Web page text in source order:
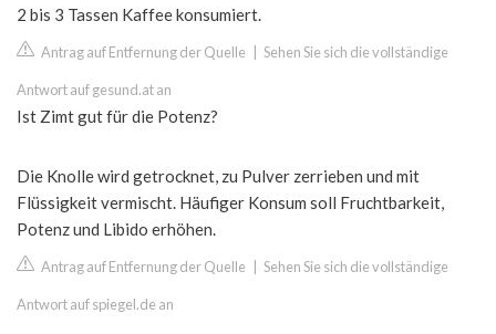
2 bis 3 Tassen Kaffee konsumiert.
Antrag auf Entfernung der Quelle Sehen Sie sich die vollständige
Antwort auf gesund.at an
Ist Zimt gut für die Potenz?
Die Knolle wird getrocknet, zu Pulver zerrieben und mit
Flüssigkeit vermischt. Häufiger Konsum soll Fruchtbarkeit,
Potenz und Libido erhöhen.
Antrag auf Entfernung der Quelle Sehen Sie sich die vollständige
Antwort auf spiegel.de an